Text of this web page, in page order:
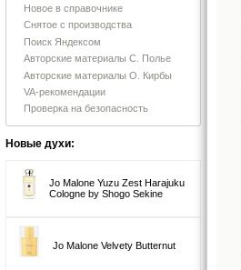
Новое в справочнике
Снятое с производства
Поиск Яндексом
Авторские материалы С. Полье
Авторские материалы О. Кирбы
VA-рекомендации
Проверка на безопасность
Новые духи:
Jo Malone Yuzu Zest Harajuku
Cologne by Shogo Sekine
Jo Malone Velvety Butternut